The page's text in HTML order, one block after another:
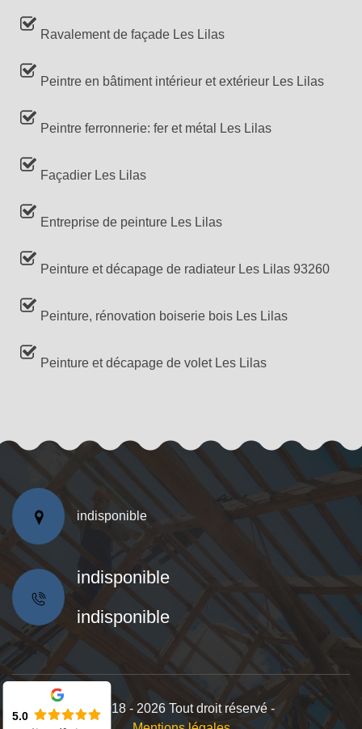
Ravalement de façade Les Lilas
Peintre en bâtiment intérieur et extérieur Les Lilas
Peintre ferronnerie: fer et métal Les Lilas
Façadier Les Lilas
Entreprise de peinture Les Lilas
Peinture et décapage de radiateur Les Lilas 93260
Peinture, rénovation boiserie bois Les Lilas
Peinture et décapage de volet Les Lilas
indisponible
indisponible
indisponible
©2018 - 2026 Tout droit réservé -
5.0